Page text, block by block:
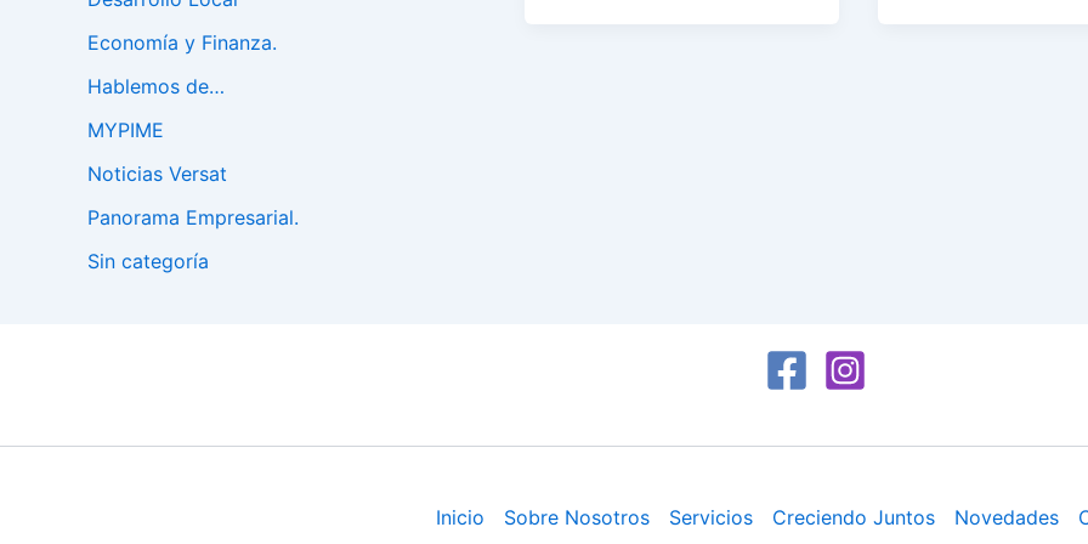
Economía y Finanza.
Hablemos de…
MYPIME
Noticias Versat
Panorama Empresarial.
Sin categoría
Inicio Sobre Nosotros Servicios Creciendo Juntos Novedades